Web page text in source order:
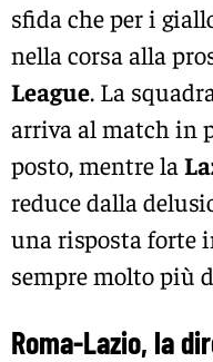
sfida che per i
nella corsa alla
League. La
arriva al match in
posto, mentre la
reduce dalla
una risposta forte
sempre molto più
Roma-Lazio, la